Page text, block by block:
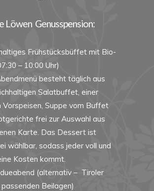
Löwen Genusspension:
Frühstücksbüffet mit Bio-
– 10:00 Uhr)
besteht täglich aus
Salatbuffet, einer
Vorspeisen, Suppe vom Buffet
frei zur Auswahl aus
Karte. Das Dessert ist
wählbar, sodass jeder voll und
Kosten kommt.
(alternativ – Tiroler
Beilagen)